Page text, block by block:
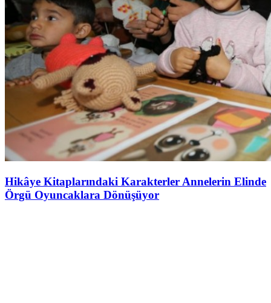
Hikâye Kitaplarındaki Karakterler Annelerin Elinde
Örgü Oyuncaklara Dönüşüyor